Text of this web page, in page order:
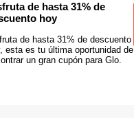
de hasta 31% de
hoy
de hasta 31% de descuento
esta es tu última oportunidad de
un gran cupón para Glo.